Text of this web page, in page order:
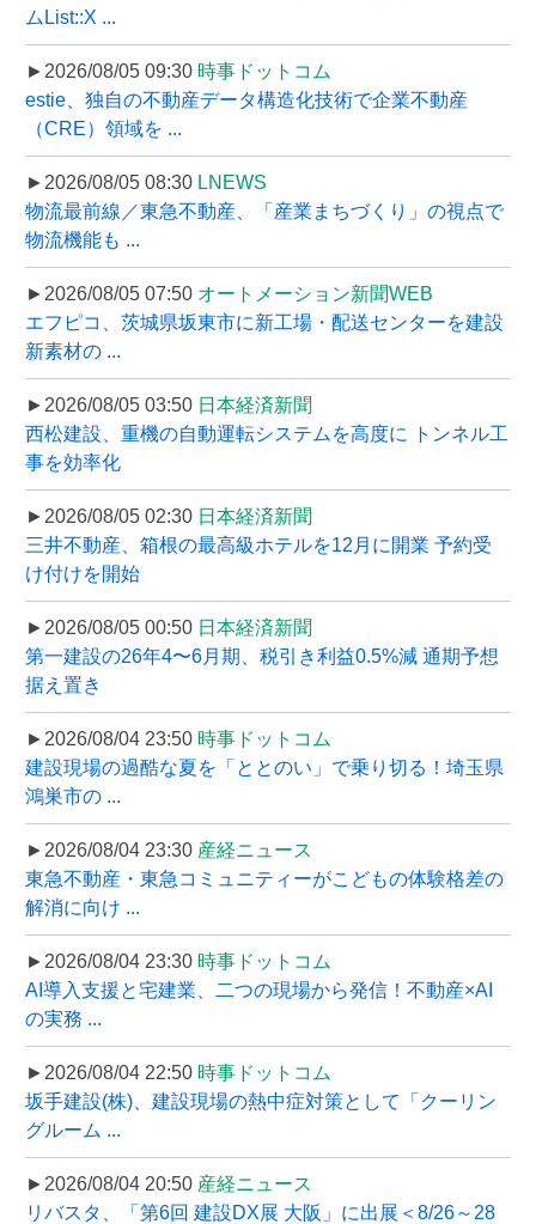
ムList::X ...
►2026/08/05 09:30 時事ドットコム
estie、独自の不動産データ構造化技術で企業不動産
（CRE）領域を ...
►2026/08/05 08:30 LNEWS
物流最前線／東急不動産、「産業まちづくり」の視点で
物流機能も ...
►2026/08/05 07:50 オートメーション新聞WEB
エフピコ、茨城県坂東市に新工場・配送センターを建設
新素材の ...
►2026/08/05 03:50 日本経済新聞
西松建設、重機の自動運転システムを高度に トンネル工
事を効率化
►2026/08/05 02:30 日本経済新聞
三井不動産、箱根の最高級ホテルを12月に開業 予約受
け付けを開始
►2026/08/05 00:50 日本経済新聞
第一建設の26年4〜6月期、税引き利益0.5%減 通期予想
据え置き
►2026/08/04 23:50 時事ドットコム
建設現場の過酷な夏を「ととのい」で乗り切る！埼玉県
鴻巣市の ...
►2026/08/04 23:30 産経ニュース
東急不動産・東急コミュニティーがこどもの体験格差の
解消に向け ...
►2026/08/04 23:30 時事ドットコム
AI導入支援と宅建業、二つの現場から発信！不動産×AI
の実務 ...
►2026/08/04 22:50 時事ドットコム
坂手建設(株)、建設現場の熱中症対策として「クーリン
グルーム ...
►2026/08/04 20:50 産経ニュース
リバスタ、「第6回 建設DX展 大阪」に出展＜8/26～28